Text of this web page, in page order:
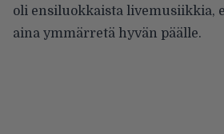
oli ensiluokkaista livemusiikkia,
aina ymmärretä hyvän päälle.